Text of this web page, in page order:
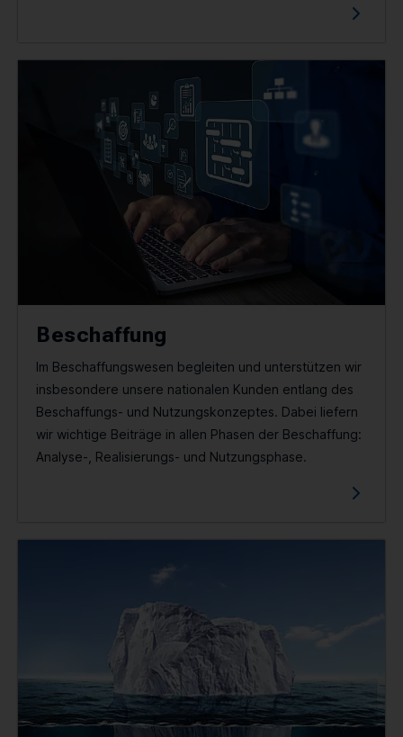
Beschaffung
Im Beschaffungswesen begleiten und unterstützen wir
insbesondere unsere nationalen Kunden entlang des
Beschaffungs- und Nutzungskonzeptes. Dabei liefern
wir wichtige Beiträge in allen Phasen der Beschaffung:
Analyse-, Realisierungs- und Nutzungsphase.